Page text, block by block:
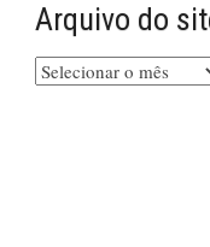
Arquivo do
Arquivo
do